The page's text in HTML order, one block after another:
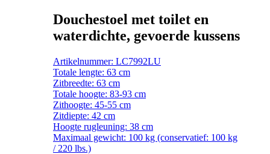
Douchestoel met toilet en
waterdichte, gevoerde kussens
Artikelnummer: LC7992LU
Totale lengte: 63 cm
Zitbreedte: 63 cm
Totale hoogte: 83-93 cm
Zithoogte: 45-55 cm
Zitdiepte: 42 cm
Hoogte rugleuning: 38 cm
Maximaal gewicht: 100 kg (conservatief: 100 kg
/ 220 lbs.)